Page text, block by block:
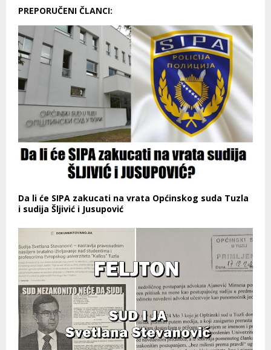
PREPORUČENI ČLANCI:
Da li će SIPA zakucati na vrata Općinskog suda Tuzla
i sudija Šljivić i Jusupović